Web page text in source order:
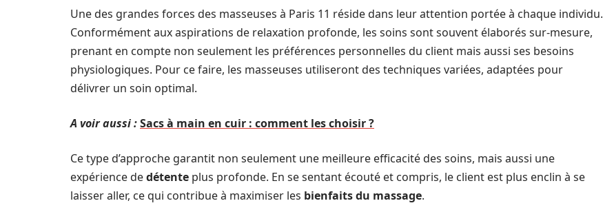
Une des grandes forces des masseuses à Paris 11 réside dans leur attention portée à chaque individu.
Conformément aux aspirations de relaxation profonde, les soins sont souvent élaborés sur-mesure,
prenant en compte non seulement les préférences personnelles du client mais aussi ses besoins
physiologiques. Pour ce faire, les masseuses utiliseront des techniques variées, adaptées pour
délivrer un soin optimal.
A voir aussi :Sacs à main en cuir : comment les choisir ?
Ce type d’approche garantit non seulement une meilleure efficacité des soins, mais aussi une
expérience dedétente plus profonde. En se sentant écouté et compris, le client est plus enclin à se
laisser aller, ce qui contribue à maximiser les bienfaits du massage.